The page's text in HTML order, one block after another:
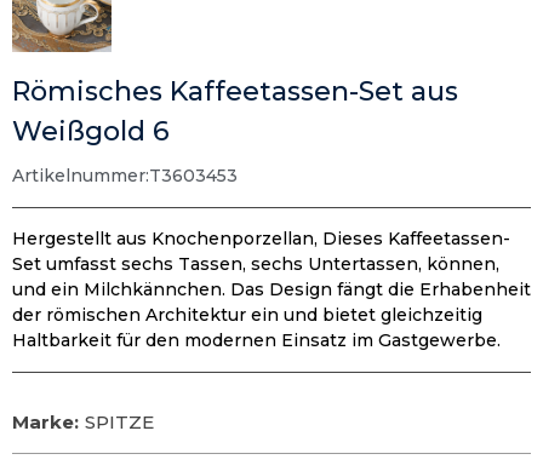
Römisches Kaffeetassen-Set aus
Weißgold 6
Artikelnummer:T3603453
Hergestellt aus Knochenporzellan, Dieses Kaffeetassen-
Set umfasst sechs Tassen, sechs Untertassen, können,
und ein Milchkännchen. Das Design fängt die Erhabenheit
der römischen Architektur ein und bietet gleichzeitig
Haltbarkeit für den modernen Einsatz im Gastgewerbe.
Marke: SPITZE